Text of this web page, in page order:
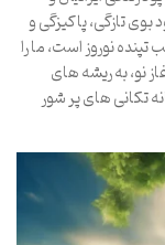
تازگی، پاکیزگی و
نوروز است، ما را
نو، به ریشه های
تکانی های پر شور